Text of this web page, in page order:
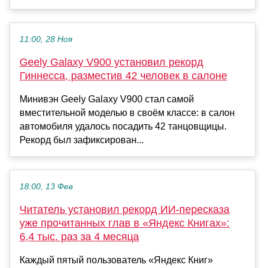
11:00, 28 Ноя
Geely Galaxy V900 установил рекорд
Гиннесса, разместив 42 человек в салоне
Минивэн Geely Galaxy V900 стал самой
вместительной моделью в своём классе: в салон
автомобиля удалось посадить 42 танцовщицы.
Рекорд был зафиксирован...
18:00, 13 Фев
Читатель установил рекорд ИИ-пересказа
уже прочитанных глав в «Яндекс Книгах»:
6,4 тыс. раз за 4 месяца
Каждый пятый пользователь «Яндекс Книг»